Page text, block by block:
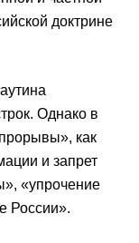
доктрине
Однако в
как
и запрет
«упрочение
России».